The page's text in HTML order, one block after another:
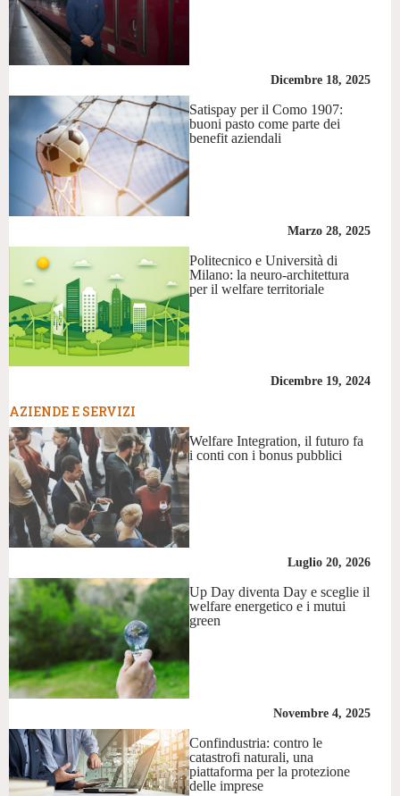
Dicembre 18, 2025
Satispay per il Como 1907:
buoni pasto come parte dei
benefit aziendali
Marzo 28, 2025
Politecnico e Università di
Milano: la neuro-architettura
per il welfare territoriale
Dicembre 19, 2024
AZIENDE E SERVIZI
Welfare Integration, il futuro fa
i conti con i bonus pubblici
Luglio 20, 2026
Up Day diventa Day e sceglie il
welfare energetico e i mutui
green
Novembre 4, 2025
Confindustria: contro le
catastrofi naturali, una
piattaforma per la protezione
delle imprese